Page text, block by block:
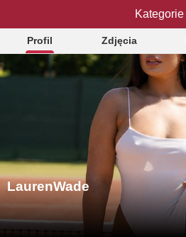
LaurenWade
Profil Zdjęcia
LaurenWade
Kategorie